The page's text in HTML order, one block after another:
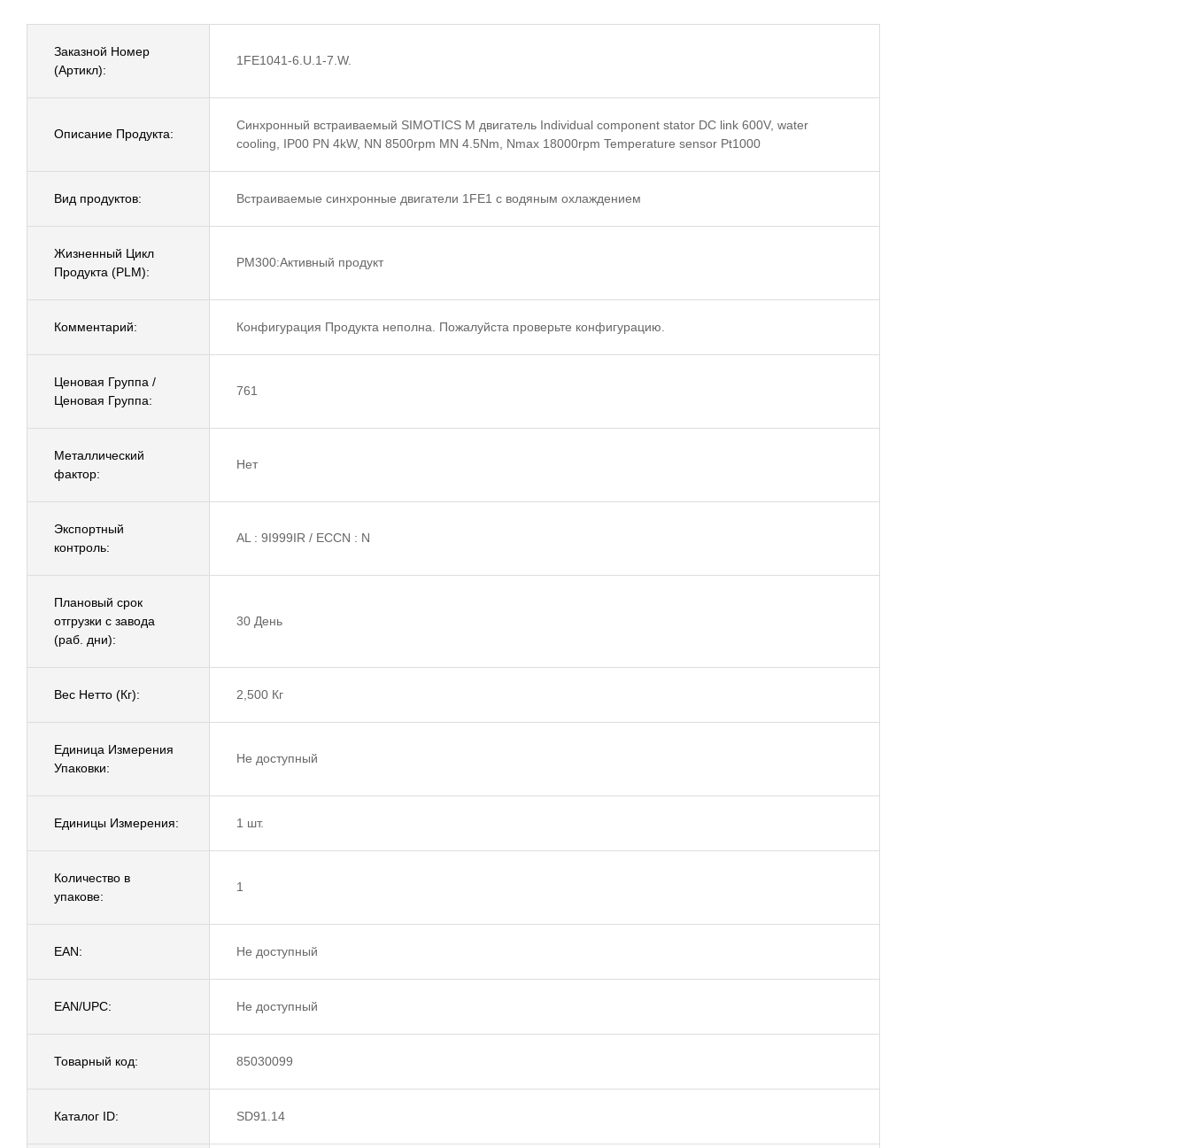
Заказной Номер
(Артикл):
1FE1041-6.U.1-7.W.
Описание Продукта:
Синхронный встраиваемый SIMOTICS M двигатель Individual component stator DC link 600V, water
cooling, IP00 PN 4kW, NN 8500rpm MN 4.5Nm, Nmax 18000rpm Temperature sensor Pt1000
Вид продуктов: Встраиваемые синхронные двигатели 1FE1 с водяным охлаждением
Жизненный Цикл
Продукта (PLM):
PM300:Активный продукт
Комментарий: Конфигурация Продукта неполна. Пожалуйста проверьте конфигурацию.
Ценовая Группа /
Ценовая Группа:
761
Металлический
фактор:
Нет
Экспортный
контроль:
AL : 9I999IR / ECCN : N
Плановый срок
отгрузки с завода
(раб. дни):
30 День
Вес Нетто (Кг): 2,500 Кг
Единица Измерения
Упаковки:
Не доступный
Единицы Измерения: 1 шт.
Количество в
упакове:
1
EAN: Не доступный
EAN/UPC: Не доступный
Товарный код: 85030099
Каталог ID: SD91.14